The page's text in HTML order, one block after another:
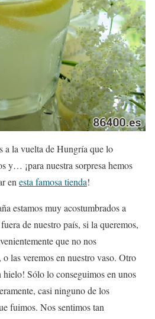
a la vuelta de Hungría que lo
y… ¡para nuestra sorpresa hemos
en esta famosa tienda!
estamos muy acostumbrados a
de nuestro país, si la queremos,
que no nos
las veremos en nuestro vaso. Otro
hielo! Sólo lo conseguimos en unos
casi ninguno de los
fuimos. Nos sentimos tan